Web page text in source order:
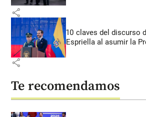
share
10 claves del discurso
Espriella al asumir la
share
Te recomendamos